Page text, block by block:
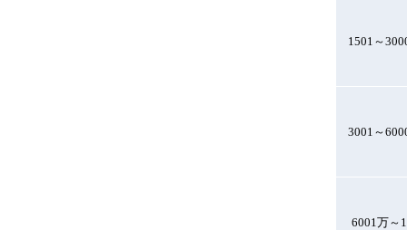
1501～
3001～
6001万～